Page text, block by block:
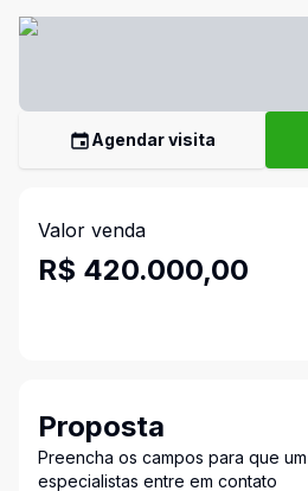
Agendar visita
Valor venda
R$ 420.000,00
Proposta
Preencha os campos para que
especialistas entre em contato